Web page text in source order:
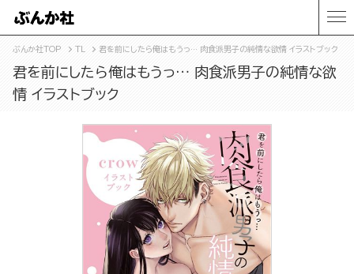
ぶんか社TOP TL 君を前にしたら俺はもうっ… 肉食派男子の純情な欲情 イラストブック
君を前にしたら俺はもうっ… 肉食派男子の純情な欲
情 イラストブック